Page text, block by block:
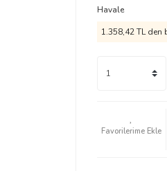
Havale
1.358,42 TL